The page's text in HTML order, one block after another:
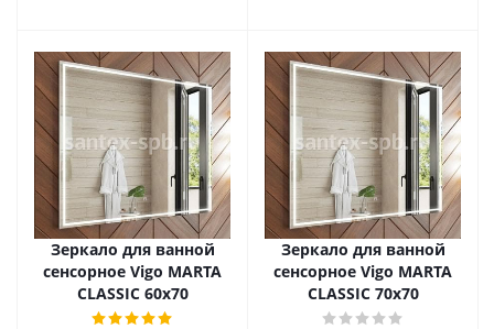
Зеркало для ванной
сенсорное Vigo MARTA
CLASSIC 60х70
Зеркало для ванной
сенсорное Vigo MARTA
CLASSIC 70х70